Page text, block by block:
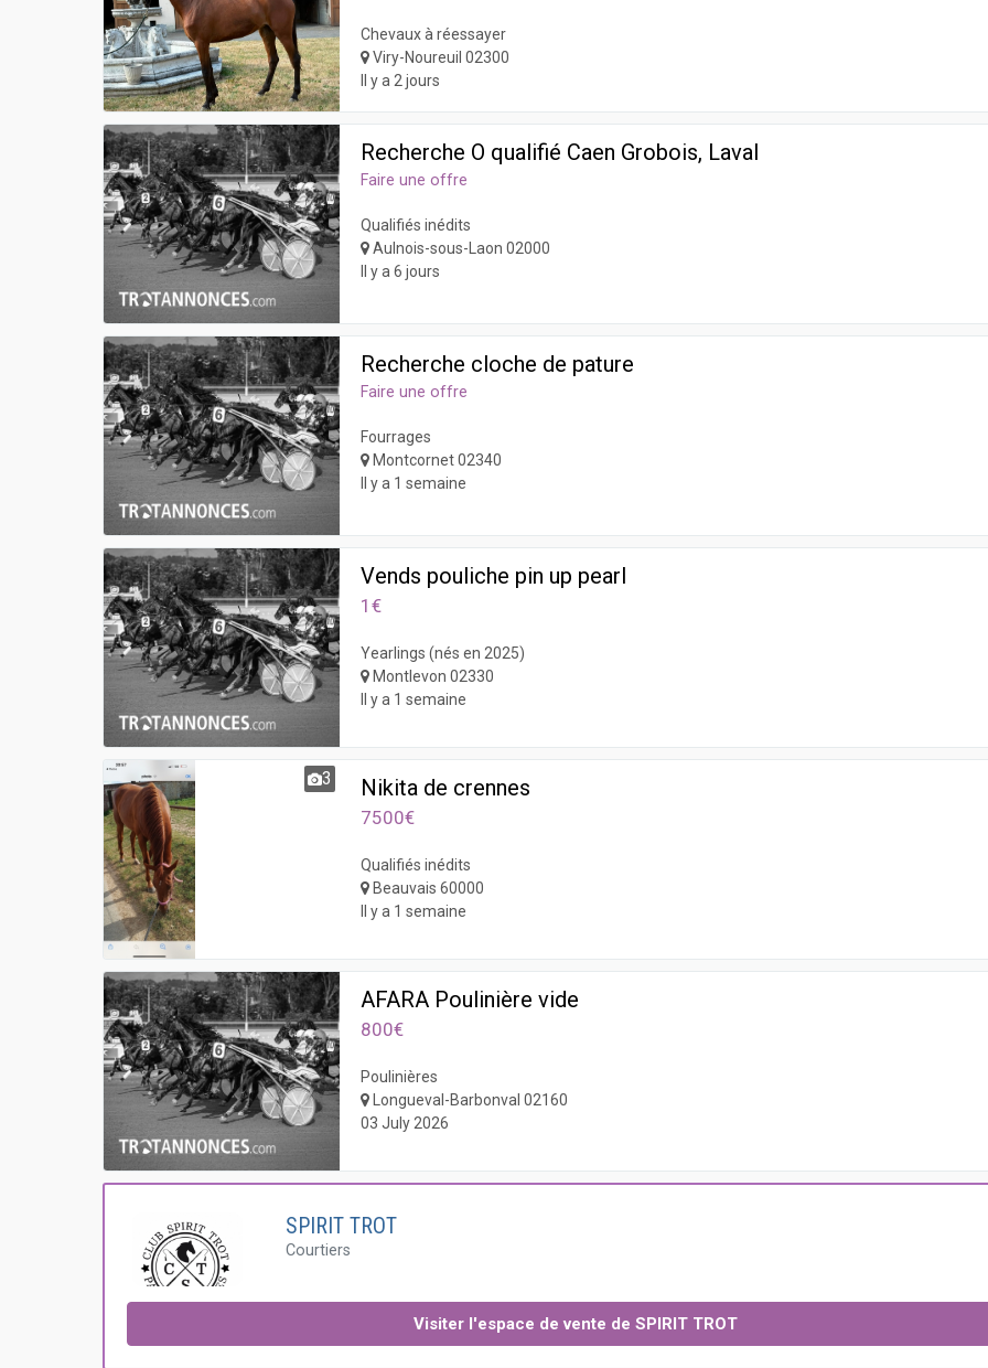
Chevaux à réessayer
Viry-Noureuil 02300
Il y a 2 jours
Recherche O qualifié Caen Grobois, Laval
Faire une offre
Qualifiés inédits
Aulnois-sous-Laon 02000
Il y a 6 jours
Recherche cloche de pature
Faire une offre
Fourrages
Montcornet 02340
Il y a 1 semaine
Vends pouliche pin up pearl
1€
Yearlings (nés en 2025)
Montlevon 02330
Il y a 1 semaine
3 Nikita de crennes
7500€
Qualifiés inédits
Beauvais 60000
Il y a 1 semaine
AFARA Poulinière vide
800€
Poulinières
Longueval-Barbonval 02160
03 July 2026
SPIRIT TROT
Courtiers
Visiter l'espace de vente de SPIRIT TROT